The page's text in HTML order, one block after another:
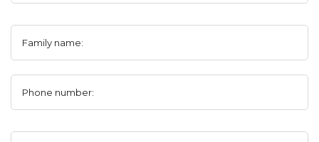
Family name:
Phone number: